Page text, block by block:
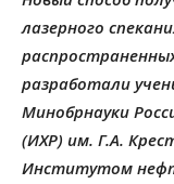
лазерного
разработали
Минобрнауки
(ИХР) им. Г.А.
Институтом